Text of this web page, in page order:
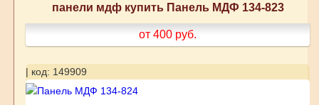
панели мдф купить Панель МДФ 134-823
от 400 руб.
| код: 149909